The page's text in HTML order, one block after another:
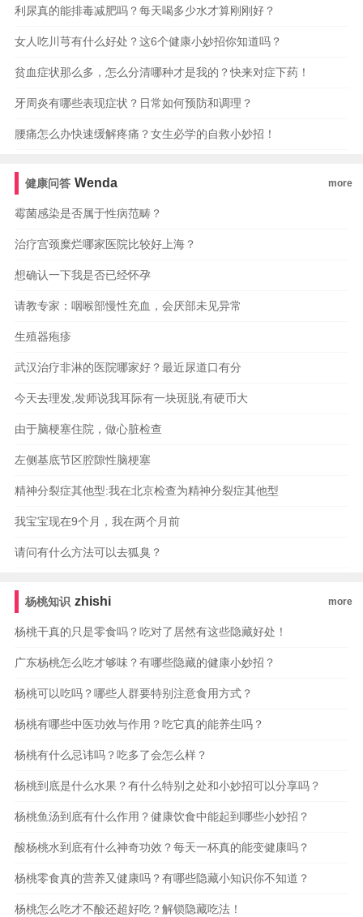
利尿真的能排毒减肥吗？每天喝多少水才算刚刚好？
女人吃川芎有什么好处？这6个健康小妙招你知道吗？
贫血症状那么多，怎么分清哪种才是我的？快来对症下药！
牙周炎有哪些表现症状？日常如何预防和调理？
腰痛怎么办快速缓解疼痛？女生必学的自救小妙招！
健康问答 Wenda more
霉菌感染是否属于性病范畴？
治疗宫颈糜烂哪家医院比较好上海？
想确认一下我是否已经怀孕
请教专家：咽喉部慢性充血，会厌部未见异常
生殖器疱疹
武汉治疗非淋的医院哪家好？最近尿道口有分
今天去理发,发师说我耳际有一块斑脱,有硬币大
由于脑梗塞住院，做心脏检查
左侧基底节区腔隙性脑梗塞
精神分裂症其他型:我在北京检查为精神分裂症其他型
我宝宝现在9个月，我在两个月前
请问有什么方法可以去狐臭？
杨桃知识 zhishi more
杨桃干真的只是零食吗？吃对了居然有这些隐藏好处！
广东杨桃怎么吃才够味？有哪些隐藏的健康小妙招？
杨桃可以吃吗？哪些人群要特别注意食用方式？
杨桃有哪些中医功效与作用？吃它真的能养生吗？
杨桃有什么忌讳吗？吃多了会怎么样？
杨桃到底是什么水果？有什么特别之处和小妙招可以分享吗？
杨桃鱼汤到底有什么作用？健康饮食中能起到哪些小妙招？
酸杨桃水到底有什么神奇功效？每天一杯真的能变健康吗？
杨桃零食真的营养又健康吗？有哪些隐藏小知识你不知道？
杨桃怎么吃才不酸还超好吃？解锁隐藏吃法！